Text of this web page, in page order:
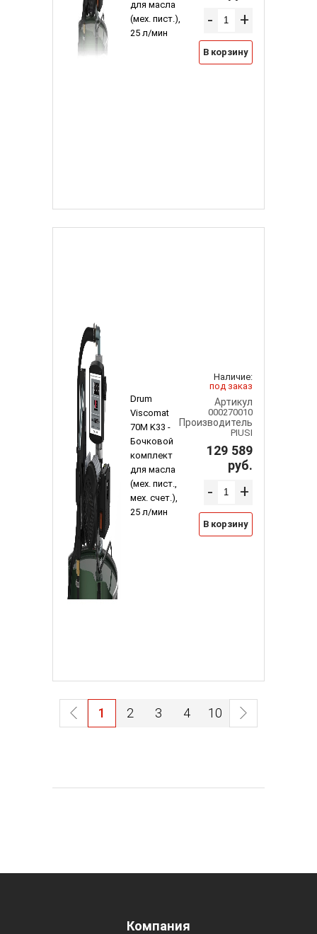
для масла
(мех. пист.),
25 л/мин
- +
В корзину
Drum
Viscomat
70M K33 -
Бочковой
комплект
для масла
(мех. пист.,
мех. счет.),
25 л/мин
Наличие:
под заказ
Артикул
000270010
Производитель
PIUSI
129 589
руб.
- +
В корзину
1 2 3 4 10
Компания